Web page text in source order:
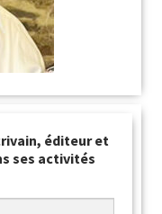
éditeur et
ses activités